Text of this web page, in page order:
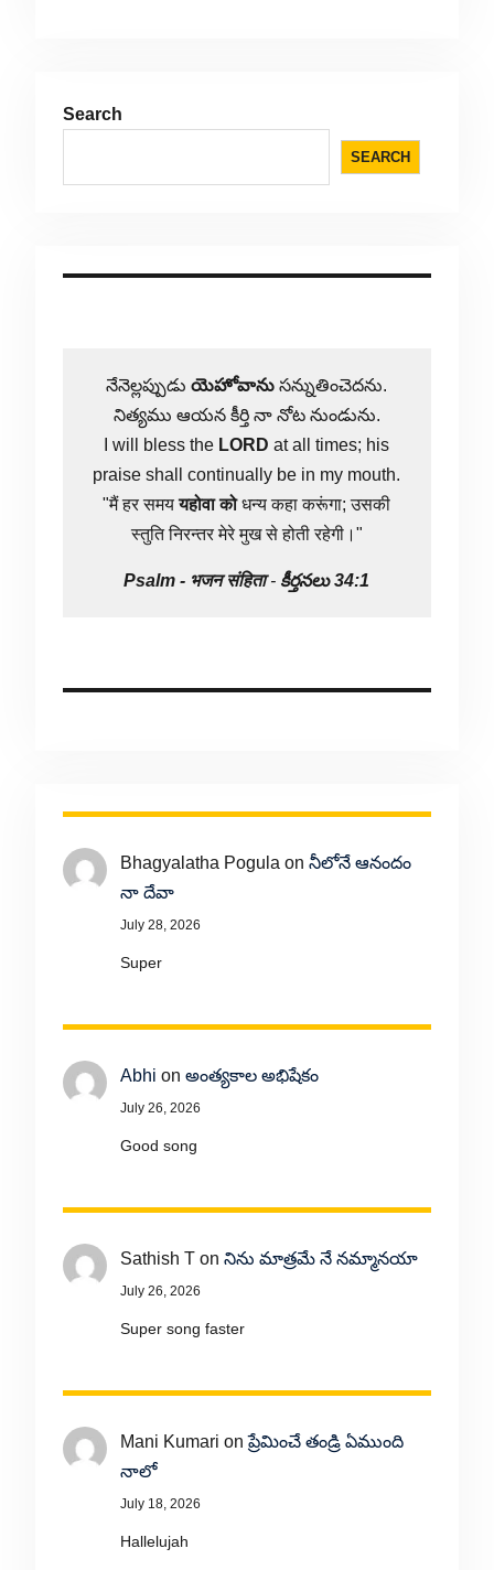
Search
SEARCH
నేనెల్లప్పుడుయెహోవాను సన్నుతించెదను.
నిత్యము ఆయన కీర్తి నా నోట నుండును.
I will bless the LORD at all times; his
praise shall continually be in my mouth.
"मैं हर समययहोवा कोधन्य कहा करूंगा; उसकी
स्तुति निरन्तर मेरे मुख से होती रहेगी।"
Psalm - भजन संहिता- కీర్తనలు 34:1
Bhagyalatha Pogula on నీలోనే ఆనందం
నా దేవా
July 28, 2026
Super
Abhi on అంత్యకాల అభిషేకం
July 26, 2026
Good song
Sathish Ton నిను మాత్రమే నే నమ్మానయా
July 26, 2026
Super song faster
Mani Kumari onప్రేమించే తండ్రి ఏముంది
నాలో
July 18, 2026
Hallelujah